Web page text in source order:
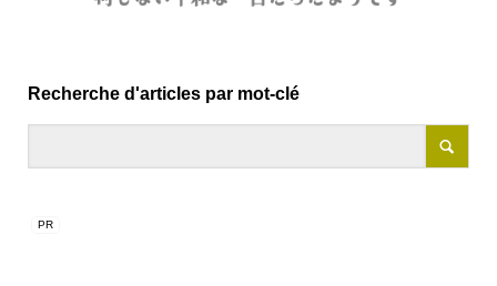
Recherche d'articles par mot-clé